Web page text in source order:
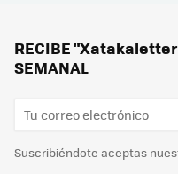
RECIBE
SEMANAL
Suscribiéndote aceptas